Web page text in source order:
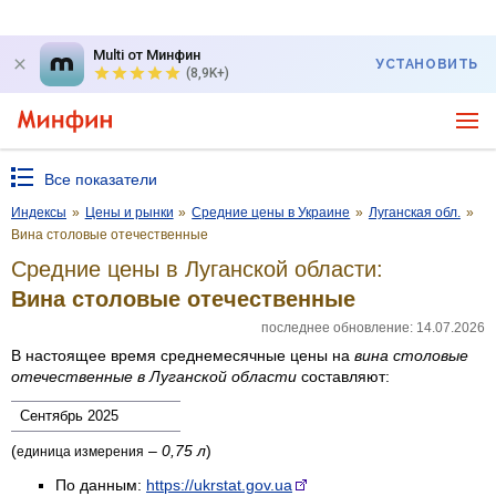
Multi от Минфин
(8,9K+)
УСТАНОВИТЬ
Все показатели
Индексы » Цены и рынки » Средние цены в Украине » Луганская обл. »
Вина столовые отечественные
Средние цены в Луганской области:
Вина столовые отечественные
последнее обновление: 14.07.2026
В настоящее время среднемесячные цены на вина столовые
отечественные в Луганской области составляют:
Сентябрь 2025
(единица измерения – 0,75 л)
По данным: https://ukrstat.gov.ua